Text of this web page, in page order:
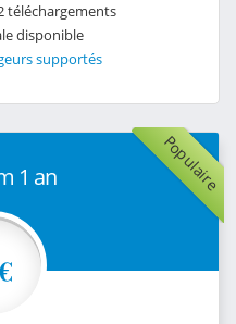
téléchargements
disponible
supportés
Populaire
1 an